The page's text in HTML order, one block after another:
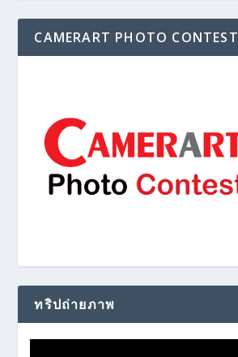
CAMERART PHOTO CONTEST
ทริปถ่ายภาพ